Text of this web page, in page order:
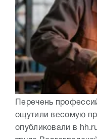
Перечень
ощутили весомую
опубликовали в